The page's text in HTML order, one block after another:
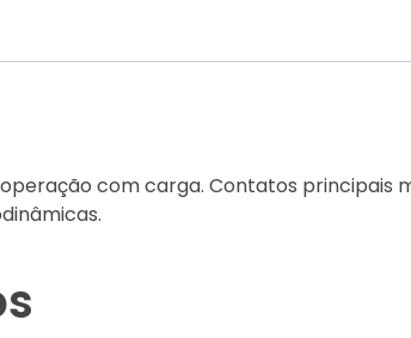
com carga. Contatos